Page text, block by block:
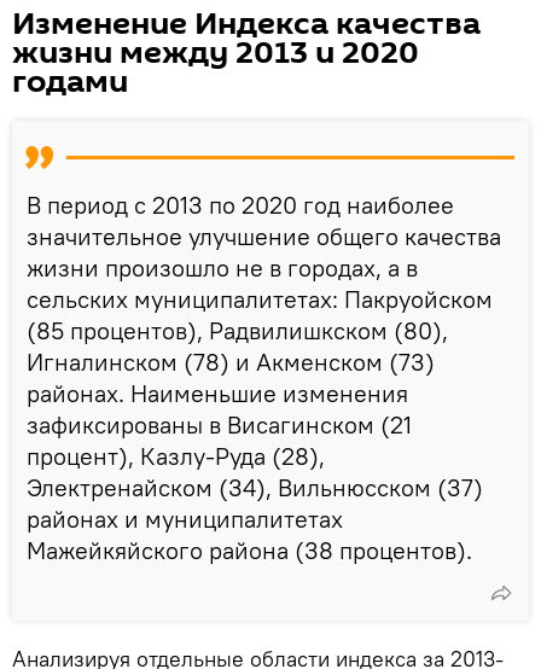
Изменение Индекса качества
жизни между 2013 и 2020
годами
В период с 2013 по 2020 год наиболее
значительное улучшение общего качества
жизни произошло не в городах, а в
сельских муниципалитетах: Пакруойском
(85 процентов), Радвилишкском (80),
Игналинском (78) и Акменском (73)
районах. Наименьшие изменения
зафиксированы в Висагинском (21
процент), Казлу-Руда (28),
Электренайском (34), Вильнюсском (37)
районах и муниципалитетах
Мажейкяйского района (38 процентов).
Анализируя отдельные области индекса за 2013-